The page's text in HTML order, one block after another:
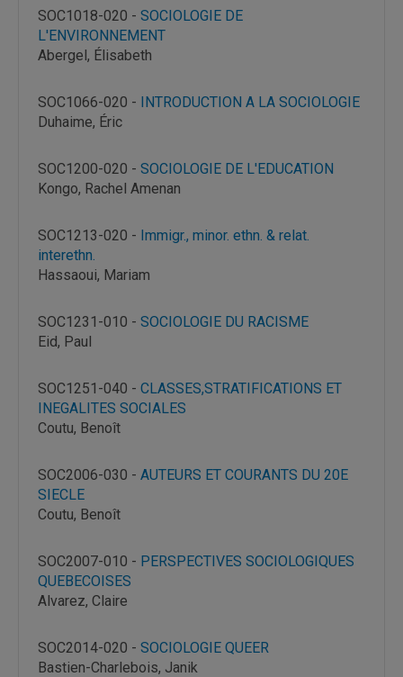
SOC1018-020 - SOCIOLOGIE DE
L'ENVIRONNEMENT
Abergel, Élisabeth
SOC1066-020 - INTRODUCTION A LA SOCIOLOGIE
Duhaime, Éric
SOC1200-020 - SOCIOLOGIE DE L'EDUCATION
Kongo, Rachel Amenan
SOC1213-020 - Immigr., minor. ethn. & relat.
interethn.
Hassaoui, Mariam
SOC1231-010 - SOCIOLOGIE DU RACISME
Eid, Paul
SOC1251-040 - CLASSES,STRATIFICATIONS ET
INEGALITES SOCIALES
Coutu, Benoît
SOC2006-030 - AUTEURS ET COURANTS DU 20E
SIECLE
Coutu, Benoît
SOC2007-010 - PERSPECTIVES SOCIOLOGIQUES
QUEBECOISES
Alvarez, Claire
SOC2014-020 - SOCIOLOGIE QUEER
Bastien-Charlebois, Janik